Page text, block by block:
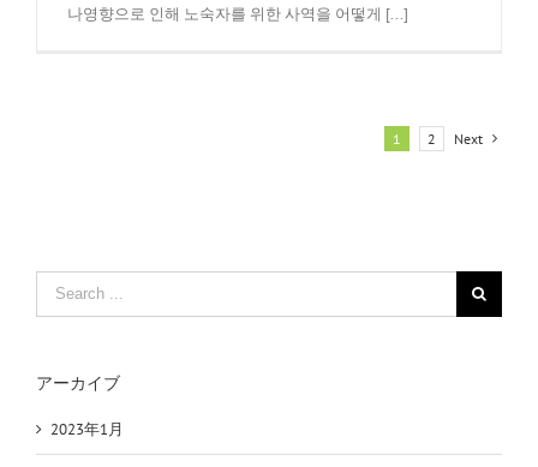
나영향으로 인해 노숙자를 위한 사역을 어떻게 [...]
1 2 Next
Search
アーカイブ
2023年1月